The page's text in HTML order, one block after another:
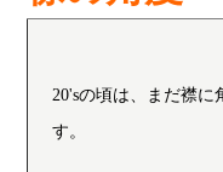
20'sの頃は、まだ襟に
す。